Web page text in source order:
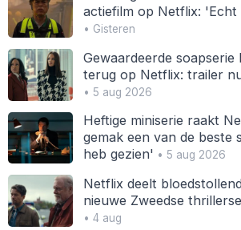
actiefilm op Netflix: 'Echt
• Gisteren
Gewaardeerde
terug op Netflix: trailer
• 5 aug 2026
Heftige miniserie raakt
gemak een van de beste
heb gezien' • 5 aug 2026
Netflix deelt
nieuwe Zweedse
• 4 aug